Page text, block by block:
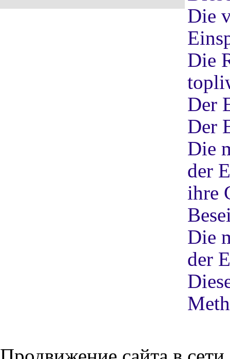
Die
Die
Der
Der
Die
der
ihre
Die
der